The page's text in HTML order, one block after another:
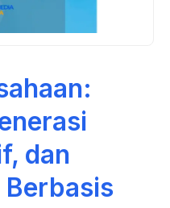
dan
Berbasis